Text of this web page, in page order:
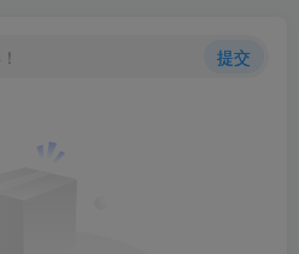
提交